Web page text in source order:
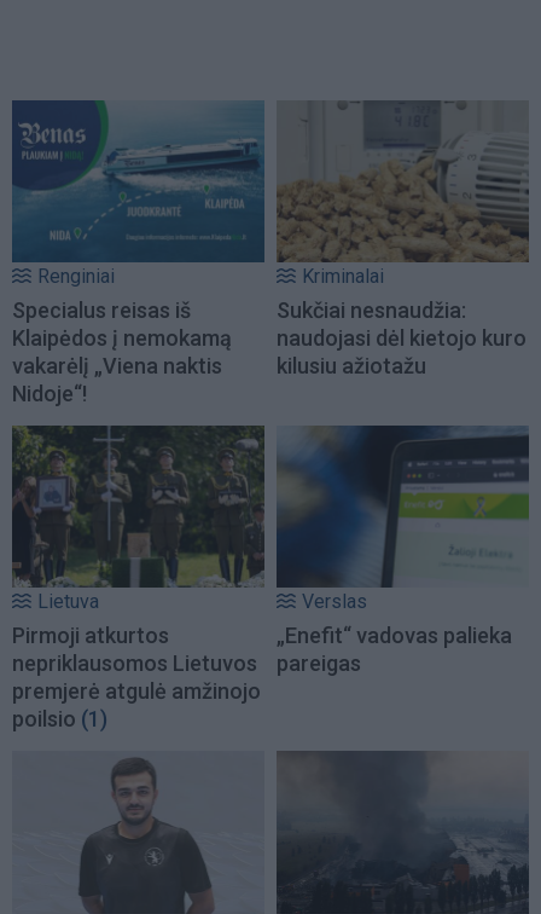
Renginiai
Specialus reisas iš
Klaipėdos į nemokamą
vakarėlį „Viena naktis
Nidoje“!
Kriminalai
Sukčiai nesnaudžia:
naudojasi dėl kietojo kuro
kilusiu ažiotažu
Lietuva
Pirmoji atkurtos
nepriklausomos Lietuvos
premjerė atgulė amžinojo
poilsio (1)
Verslas
„Enefit“ vadovas palieka
pareigas